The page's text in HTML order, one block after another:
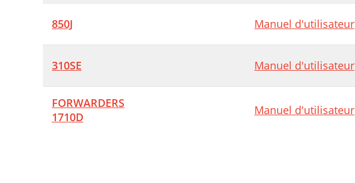
850J Manuel d'utilisateur
310SE Manuel d'utilisateur
FORWARDERS
1710D
Manuel d'utilisateur